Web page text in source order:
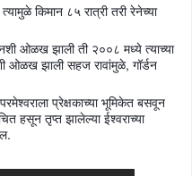
किमान ८५ रात्री तरी रेनेच्या
ओळख झाली ती २००८ मध्ये त्याच्या
ओळख झाली सहज रावांमुळे, गॉर्डन
प्रेक्षकाच्या भूमिकेत बसवून
हसून तृप्त झालेल्या ईश्वराच्या